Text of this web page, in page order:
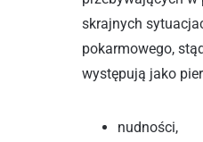
skrajnych
pokarmowego,
występują jako
nudności,